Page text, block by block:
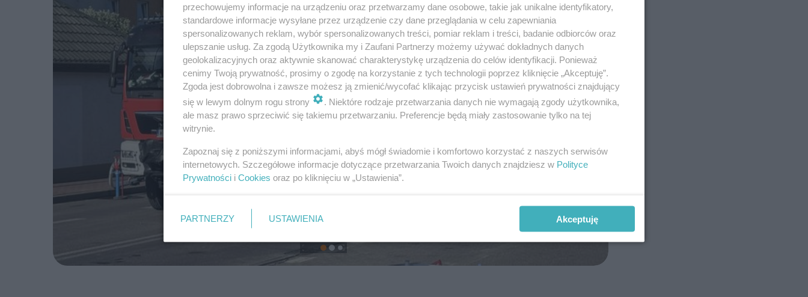
przechowujemy informacje na urządzeniu oraz przetwarzamy dane osobowe, takie jak unikalne identyfikatory,
standardowe informacje wysyłane przez urządzenie czy dane przeglądania w celu zapewniania
spersonalizowanych reklam, wybór spersonalizowanych treści, pomiar reklam i treści, badanie odbiorców oraz
ulepszanie usług. Za zgodą Użytkownika my i Zaufani Partnerzy możemy używać dokładnych danych
geolokalizacyjnych oraz aktywnie skanować charakterystykę urządzenia do celów identyfikacji. Ponieważ
cenimy Twoją prywatność, prosimy o zgodę na korzystanie z tych technologii poprzez kliknięcie „Akceptuję”.
Zgoda jest dobrowolna i zawsze możesz ją zmienić/wycofać klikając przycisk ustawień prywatności znajdujący
się w lewym dolnym rogu strony
. Niektóre rodzaje przetwarzania danych nie wymagają zgody użytkownika,
ale masz prawo sprzeciwić się takiemu przetwarzaniu. Preferencje będą miały zastosowanie tylko na tej
witrynie.
Zapoznaj się z poniższymi informacjami, abyś mógł świadomie i komfortowo korzystać z naszych serwisów
internetowych. Szczegółowe informacje dotyczące przetwarzania Twoich danych znajdziesz w Polityce
Prywatności i Cookies oraz po kliknięciu w „Ustawienia”.
PARTNERZY USTAWIENIA Akceptuję